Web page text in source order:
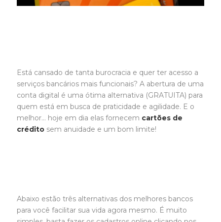
Está cansado de tanta burocracia e quer ter acesso a
serviços bancários mais funcionais? A abertura de uma
conta digital é uma ótima alternativa (GRATUITA) para
quem está em busca de praticidade e agilidade. E o
melhor… hoje em dia elas fornecem cartões de
crédito sem anuidade e um bom limite!
Abaixo estão três alternativas dos melhores bancos
para você facilitar sua vida agora mesmo. É muito